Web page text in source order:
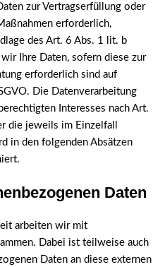
zur Vertragserfüllung oder
erforderlich,
des Art. 6 Abs. 1 lit. b
Ihre Daten, sofern diese zur
erforderlich sind auf
Die Datenverarbeitung
Interesses nach Art.
die jeweils im Einzelfall
in den folgenden Absätzen
Daten
arbeiten wir mit
Dabei ist teilweise auch
Daten an diese externen